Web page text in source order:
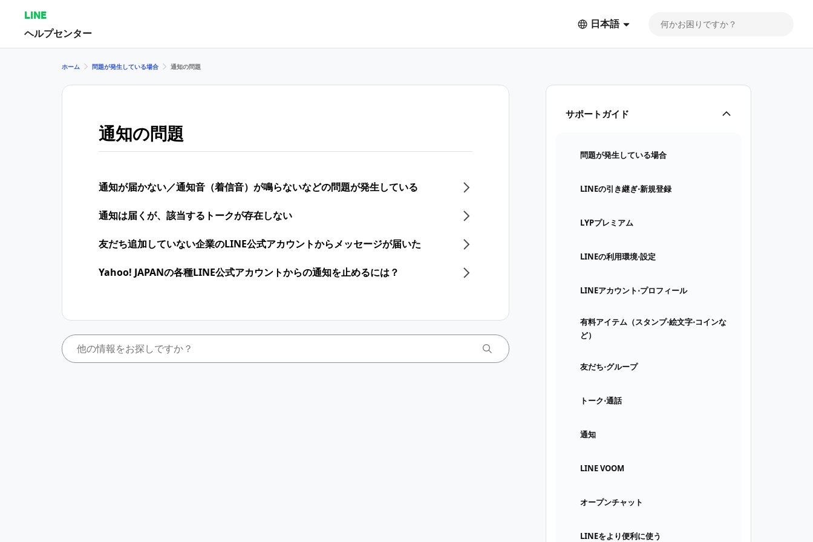
LINE
ヘルプセンター
日本語
サポートガイド
問題が発生している場合
LINEの引き継ぎ⋅新規登録
LYPプレミアム
LINEの利用環境⋅設定
LINEアカウント⋅プロフィール
有料アイテム（スタンプ⋅絵文字⋅コインな
ど）
友だち⋅グループ
トーク⋅通話
通知
LINE VOOM
オープンチャット
LINEをより便利に使う
ホーム 問題が発生している場合 通知の問題
通知の問題
通知が届かない／通知音（着信音）が鳴らないなどの問題が発生している
通知は届くが、該当するトークが存在しない
友だち追加していない企業のLINE公式アカウントからメッセージが届いた
Yahoo! JAPANの各種LINE公式アカウントからの通知を止めるには？